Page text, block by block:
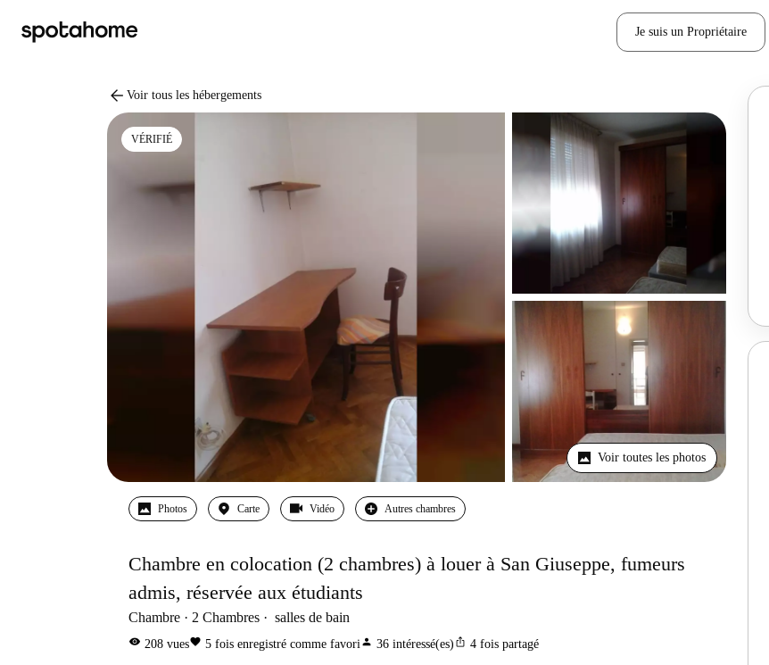
Je suis un Propriétaire
arrow_back Voir tous les hébergements
VÉRIFIÉ
Voir toutes les photos
Photos Carte Vidéo Autres chambres
Chambre en colocation (2 chambres) à louer à San Giuseppe, fumeurs
admis, réservée aux étudiants
Chambre 2 Chambres salles de bain
visibility 208 vuesfavorite 5 fois enregistré comme favoriperson 36 intéressé(es) ios_share 4 fois partagé